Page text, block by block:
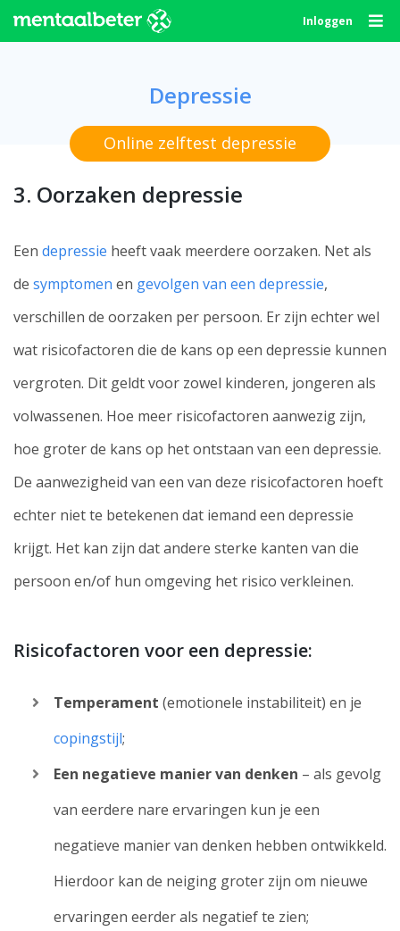
content
Inloggen
Depressie
Online zelftest depressie
3. Oorzaken depressie
Een depressie heeft vaak meerdere oorzaken. Net als
de symptomen en gevolgen van een depressie,
verschillen de oorzaken per persoon. Er zijn echter wel
wat risicofactoren die de kans op een depressie kunnen
vergroten. Dit geldt voor zowel kinderen, jongeren als
volwassenen. Hoe meer risicofactoren aanwezig zijn,
hoe groter de kans op het ontstaan van een depressie.
De aanwezigheid van een van deze risicofactoren hoeft
echter niet te betekenen dat iemand een depressie
krijgt. Het kan zijn dat andere sterke kanten van die
persoon en/of hun omgeving het risico verkleinen.
Risicofactoren voor een depressie:
Temperament (emotionele instabiliteit) en je
copingstijl;
Een negatieve manier van denken – als gevolg
van eerdere nare ervaringen kun je een
negatieve manier van denken hebben ontwikkeld.
Hierdoor kan de neiging groter zijn om nieuwe
ervaringen eerder als negatief te zien;